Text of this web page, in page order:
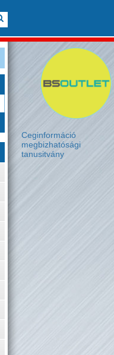
Ceginformáció
megbizhatósági
tanusitvány